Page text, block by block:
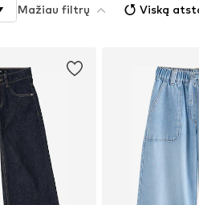
Mažiau filtrų Viską